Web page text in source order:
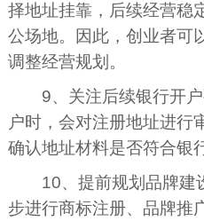
择地址挂靠，后续经营稳
公场地。因此，创业者可
调整经营规划。
9、关注后续银行开
户时，会对注册地址进行
确认地址材料是否符合银
10、提前规划品牌建
步进行商标注册、品牌推